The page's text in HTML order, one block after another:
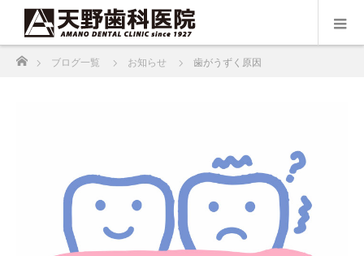
ブログ一覧 お知らせ 歯がうずく原因